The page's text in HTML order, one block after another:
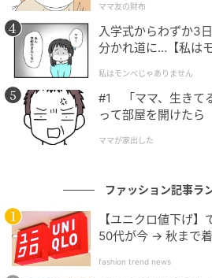
スタイル・バランス簡単に
は短い黒」
ママ友の財布
入学式からわずか3
分かれ道に…【私は
私はモンペじゃありません
#1 「ママ、生きて
って部屋を開けたら
ママが家出した
ファッション記事ラ
【ユニクロ値下げ
50代が今 → 秋まで
fashion trend news